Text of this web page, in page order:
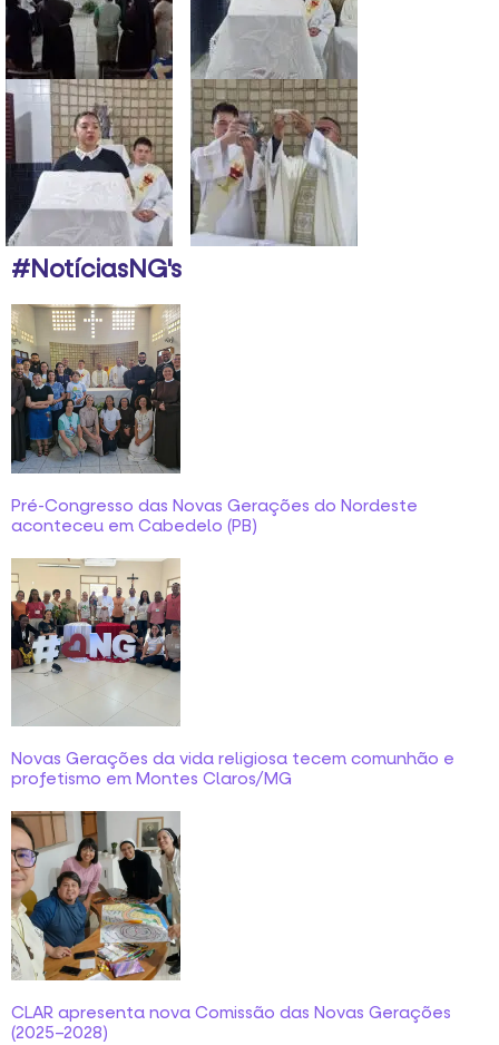
#NotíciasNG's
Pré-Congresso das Novas Gerações do Nordeste
aconteceu em Cabedelo (PB)
Novas Gerações da vida religiosa tecem comunhão e
profetismo em Montes Claros/MG
CLAR apresenta nova Comissão das Novas Gerações
(2025–2028)